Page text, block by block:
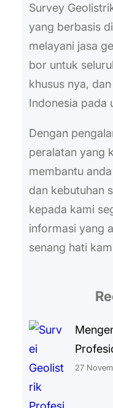
Survey
yang berbasis
melayani jasa
bor untuk
khusus nya,
Indonesia pada
Dengan
peralatan yang
membantu
dan kebutuhan
kepada kami
informasi yang
senang hati
27